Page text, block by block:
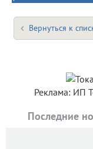
Вернуться к
Реклама: ИП
Последние